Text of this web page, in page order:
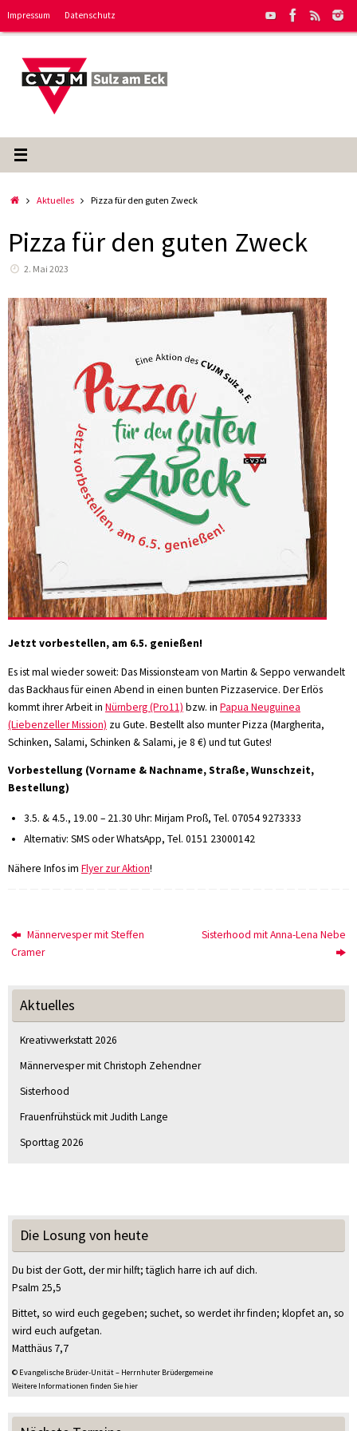
Impressum Datenschutz
StartAktuelles Pizza für den guten Zweck
Pizza für den guten Zweck
2. Mai 2023
Jetzt vorbestellen, am 6.5. genießen!
Es ist mal wieder soweit: Das Missionsteam von Martin & Seppo verwandelt
das Backhaus für einen Abend in einen bunten Pizzaservice. Der Erlös
kommt ihrer Arbeit in Nürnberg (Pro11) bzw. in Papua Neuguinea
(Liebenzeller Mission) zu Gute. Bestellt also munter Pizza (Margherita,
Schinken, Salami, Schinken & Salami, je 8 €) und tut Gutes!
Vorbestellung (Vorname & Nachname, Straße, Wunschzeit,
Bestellung)
3.5. & 4.5., 19.00 – 21.30 Uhr: Mirjam Proß, Tel. 07054 9273333
Alternativ: SMS oder WhatsApp, Tel. 0151 23000142
Nähere Infos im Flyer zur Aktion!
Männervesper mit Steffen
Cramer
Sisterhood mit Anna-Lena Nebe
Aktuelles
Kreativwerkstatt 2026
Männervesper mit Christoph Zehendner
Sisterhood
Frauenfrühstück mit Judith Lange
Sporttag 2026
Die Losung von heute
Du bist der Gott, der mir hilft; täglich harre ich auf dich.
Psalm 25,5
Bittet, so wird euch gegeben; suchet, so werdet ihr finden; klopfet an, so
wird euch aufgetan.
Matthäus 7,7
© Evangelische Brüder-Unität – Herrnhuter Brüdergemeine
Weitere Informationen finden Sie hier